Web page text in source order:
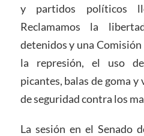
y partidos políticos
Reclamamos la
detenidos y una
la represión, el uso de
picantes, balas de goma y
de seguridad contra los
La sesión en el Senado